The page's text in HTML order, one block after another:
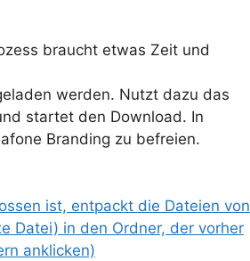
braucht etwas Zeit und
werden. Nutzt dazu das
startet den Download. In
Branding zu befreien.
ist, entpackt die Dateien von
Datei) in den Ordner, der vorher
anklicken)